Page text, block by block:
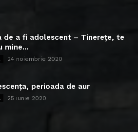
de a fi adolescent – Tinerețe, te
mine...
24 noiembrie 2020
perioada de aur
25 iunie 2020